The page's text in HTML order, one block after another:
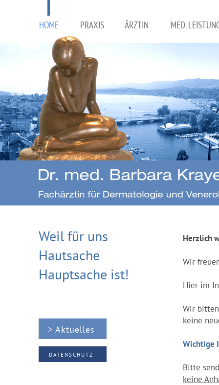
HOME PRAXIS ÄRZTIN MED.
Weil für uns
Hautsache
Hauptsache ist!
> Aktuelles
DATENSCHUTZ
Herzlich
Wir
Hier im
Wir
keine
Wichtige
Bitte
keine